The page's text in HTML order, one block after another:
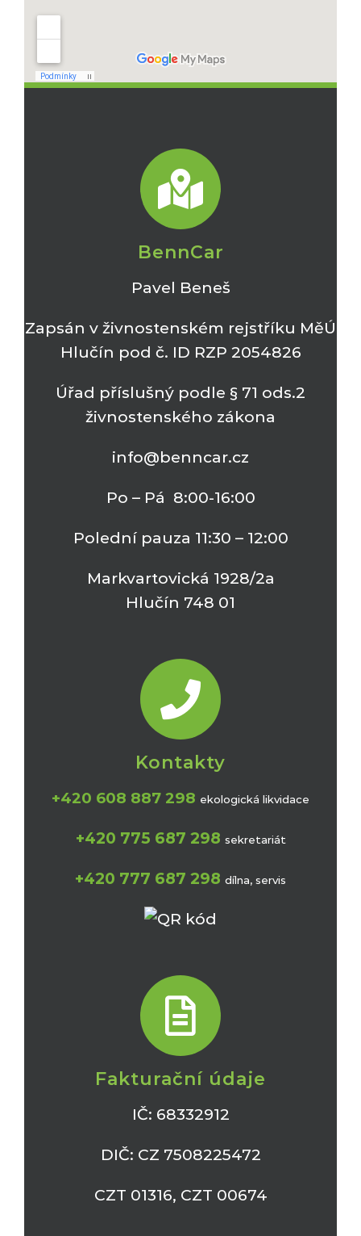
BennCar
Pavel Beneš
Zapsán v živnostenském rejstříku MěÚ
Hlučín pod č. ID RZP 2054826
Úřad příslušný podle § 71 ods.2
živnostenského zákona
info@benncar.cz
Po – Pá 8:00-16:00
Polední pauza 11:30 – 12:00
Markvartovická 1928/2a
Hlučín 748 01
Kontakty
+420 608 887 298 ekologická likvidace
+420 775 687 298 sekretariát
+420 777 687 298 dílna, servis
Fakturační údaje
IČ: 68332912
DIČ: CZ 7508225472
CZT 01316, CZT 00674